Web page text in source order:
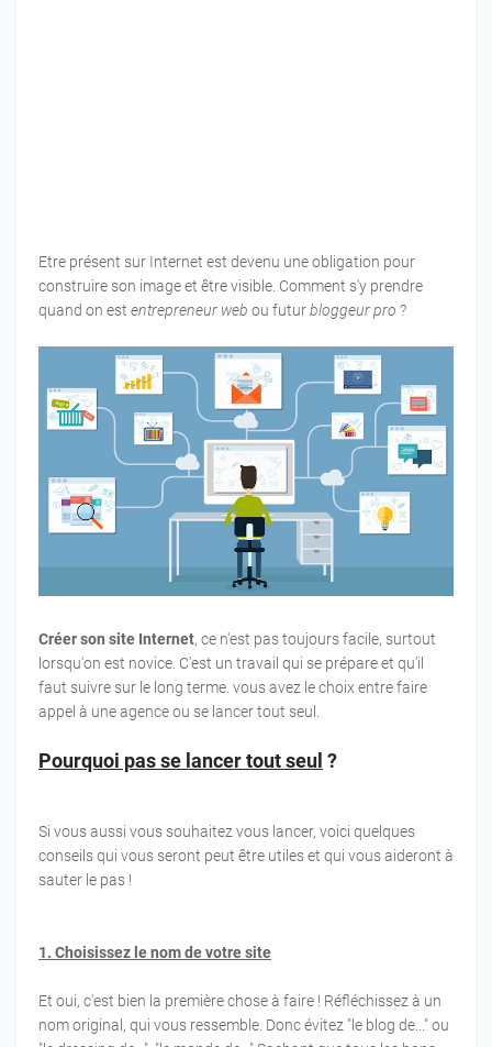
Etre présent sur Internet est devenu une obligation pour
construire son image et être visible. Comment s'y prendre
quand on est entrepreneur web ou futurbloggeur pro ?
Créer son site Internet, ce n'est pas toujours facile, surtout
lorsqu'on est novice. C'est un travail qui se prépare et qu'il
faut suivre sur le long terme. vous avez le choix entre faire
appel à une agence ou se lancer tout seul.
Pourquoi pas se lancer tout seul ?
Si vous aussi vous souhaitez vous lancer, voici quelques
conseils qui vous seront peut être utiles et qui vous aideront à
sauter le pas !
1. Choisissez le nom de votre site
Et oui, c'est bien la première chose à faire ! Réfléchissez à un
nom original, qui vous ressemble. Donc évitez "le blog de..." ou